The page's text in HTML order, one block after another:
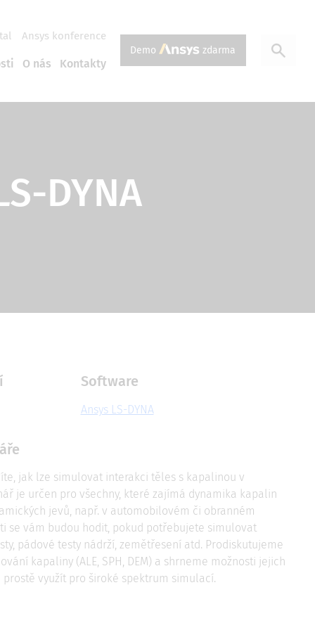
Ansys konference
O nás Kontakty
Demo zdarma
DYNA
Software
Ansys LS-DYNA
jak lze simulovat interakci těles s kapalinou v
je určen pro všechny, které zajímá dynamika kapalin
jevů, např. v automobilovém či obranném
se vám budou hodit, pokud potřebujete simulovat
pádové testy nádrží, zemětřesení atd. Prodiskutujeme
kapaliny (ALE, SPH, DEM) a shrneme možnosti jejich
prostě využít pro široké spektrum simulací.